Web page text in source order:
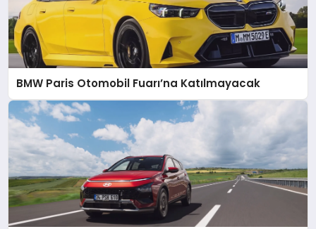
BMW Paris Otomobil Fuarı’na Katılmayacak